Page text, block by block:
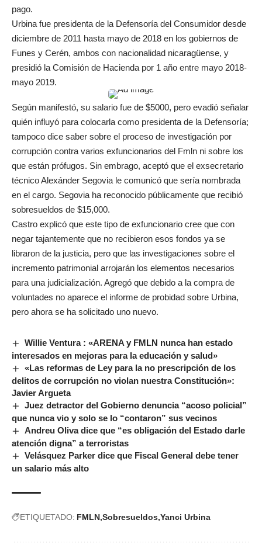
pago.
Urbina fue presidenta de la Defensoría del Consumidor desde
diciembre de 2011 hasta mayo de 2018 en los gobiernos de
Funes y Cerén, ambos con nacionalidad nicaragüense, y
presidió la Comisión de Hacienda por 1 año entre mayo 2018-
mayo 2019.
Según manifestó, su salario fue de $5000, pero evadió señalar
quién influyó para colocarla como presidenta de la Defensoría;
tampoco dice saber sobre el proceso de investigación por
corrupción contra varios exfuncionarios del Fmln ni sobre los
que están prófugos. Sin embrago, aceptó que el exsecretario
técnico Alexánder Segovia le comunicó que sería nombrada
en el cargo. Segovia ha reconocido públicamente que recibió
sobresueldos de $15,000.
Castro explicó que este tipo de exfuncionario cree que con
negar tajantemente que no recibieron esos fondos ya se
libraron de la justicia, pero que las investigaciones sobre el
incremento patrimonial arrojarán los elementos necesarios
para una judicialización. Agregó que debido a la compra de
voluntades no aparece el informe de probidad sobre Urbina,
pero ahora se ha solicitado uno nuevo.
Willie Ventura : «ARENA y FMLN nunca han estado
interesados en mejoras para la educación y salud»
«Las reformas de Ley para la no prescripción de los
delitos de corrupción no violan nuestra Constitución»:
Javier Argueta
Juez detractor del Gobierno denuncia “acoso policial”
que nunca vio y solo se lo “contaron” sus vecinos
Andreu Oliva dice que “es obligación del Estado darle
atención digna” a terroristas
Velásquez Parker dice que Fiscal General debe tener
un salario más alto
ETIQUETADO: FMLN Sobresueldos Yanci Urbina